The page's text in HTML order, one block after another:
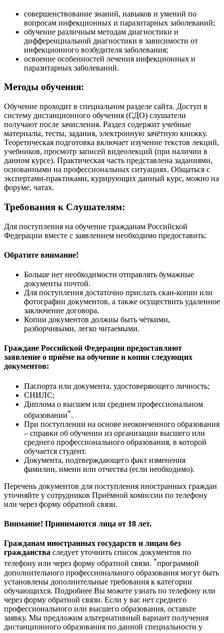
совершенствование знаний, навыков и умений по
вопросам инфекционных и паразитарных заболеваний;
обучение различным методам диагностики и
дифференциальной диагностики в зависимости от
инфекционного возбудителя заболевания;
освоение особенностей лечения инфекционных и
паразитарных заболеваний.
Методы обучения:
Обучение проходит в специальном разделе сайта. Доступ в
систему дистанционного обучения (СДО) слушатели
получают после зачисления. Раздел содержит учебные
материалы, тесты, задания, электронную зачётную книжку.
Теоретическая подготовка включает изучение текстов лекций,
учебников, просмотр записей видеолекций (при наличии в
данном курсе). Практическая часть представлена заданиями,
основанными на профессиональных ситуациях. Общаться с
экспертами-практиками, курирующих данный курс, можно на
форуме, чатах.
Требования к Слушателям:
Для поступления на обучение гражданам Российской
Федерации вместе с заявлением необходимо предоставить:
Обратите внимание!
Больше нет необходимости отправлять бумажные
документы почтой.
Для поступления достаточно прислать скан-копии или
фотографии документов, а также осуществить удаленное
заключение договора.
Копии документов должны быть чёткими,
разборчивыми, легко читаемыми.
Граждане Российской Федерации предоставляют
заявление о приёме на обучение и копии следующих
документов:
Паспорта или документа, удостоверяющего личность;
СНИЛС;
Диплома о высшем или среднем профессиональном
образовании*.
При поступлении на основе неоконченного образования
– справки об обучении из организации высшего или
среднего профессионального образования, в которой
обучается студент.
Документа, подтверждающего факт изменения
фамилии, имени или отчества (если необходимо).
Перечень документов для поступления иностранных граждан
уточняйте у сотрудников Приёмной комиссии по телефону
или через форму обратной связи.
Внимание! Принимаются лица от 18 лет.
Гражданам иностранных государств и лицам без
гражданства следует уточнить список документов по
телефону или через форму обратной связи. *программой
дополнительного профессионального образования могут быть
установлены дополнительные требования к категории
обучающихся. Подробнее Вы можете узнать по телефону или
через форму обратной связи. Если у вас нет среднего
профессионального или высшего образования, оставьте
заявку. Мы предложим альтернативный вариант получения
дистанционного образования по данной специальности у